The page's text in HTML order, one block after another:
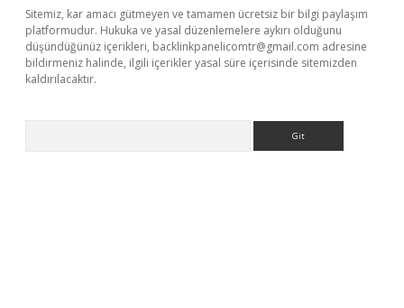
Sitemiz, kar amacı gütmeyen ve tamamen ücretsiz bir bilgi paylaşım
platformudur. Hukuka ve yasal düzenlemelere aykırı olduğunu
düşündüğünüz içerikleri, backlinkpanelicomtr@gmail.com adresine
bildirmeniz halinde, ilgili içerikler yasal süre içerisinde sitemizden
kaldırılacaktır.